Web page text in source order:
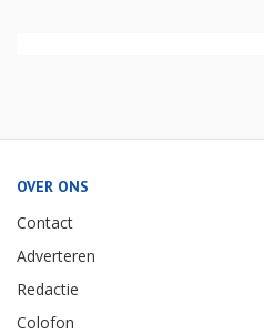
OVER ONS
Contact
Adverteren
Redactie
Colofon